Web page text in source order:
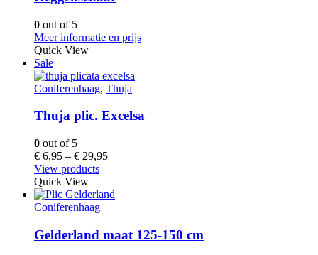
0 out of 5
Meer informatie en prijs
Quick View
Sale
Coniferenhaag, Thuja
Thuja plic. Excelsa
0 out of 5
€ 6,95 – € 29,95
View products
Quick View
Coniferenhaag
Gelderland maat 125-150 cm